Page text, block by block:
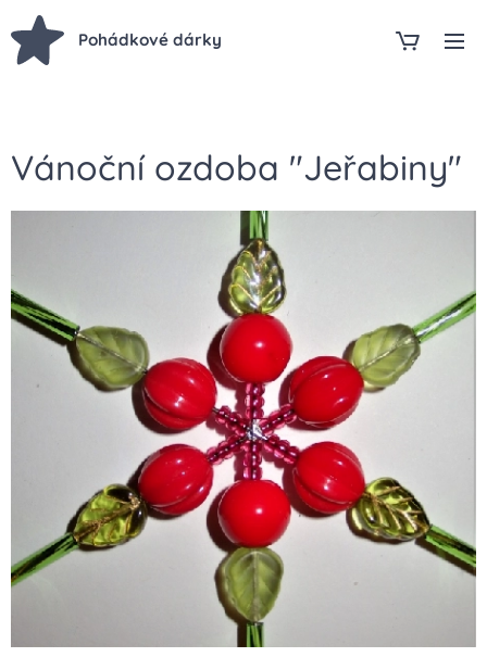
Pohádkové dárky
Vánoční ozdoba "Jeřabiny"